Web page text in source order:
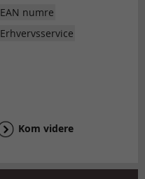
EAN numre
Erhvervsservice
Kom videre